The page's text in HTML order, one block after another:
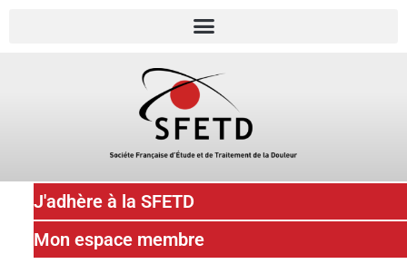
J'adhère à la SFETD
Mon espace membre